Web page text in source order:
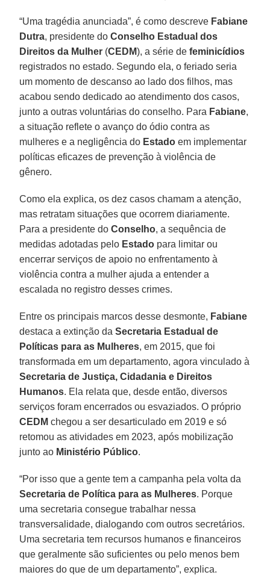
“Uma tragédia anunciada”, é como descreve Fabiane
Dutra, presidente doConselho Estadual dos
Direitos da Mulher (CEDM), a série defeminicídios
registrados no estado. Segundo ela, o feriado seria
um momento de descanso ao lado dos filhos, mas
acabou sendo dedicado ao atendimento dos casos,
junto a outras voluntárias do conselho. Para Fabiane,
a situação reflete o avanço do ódio contra as
mulheres e a negligência do Estado em implementar
políticas eficazes de prevenção à violência de
gênero.
Como ela explica, os dez casos chamam a atenção,
mas retratam situações que ocorrem diariamente.
Para a presidente doConselho, a sequência de
medidas adotadas pelo Estado para limitar ou
encerrar serviços de apoio no enfrentamento à
violência contra a mulher ajuda a entender a
escalada no registro desses crimes.
Entre os principais marcos desse desmonte, Fabiane
destaca a extinção daSecretaria Estadual de
Políticas para as Mulheres, em 2015, que foi
transformada em um departamento, agora vinculado à
Secretaria de Justiça, Cidadania e Direitos
Humanos. Ela relata que, desde então, diversos
serviços foram encerrados ou esvaziados. O próprio
CEDM chegou a ser desarticulado em 2019 e só
retomou as atividades em 2023, após mobilização
junto ao Ministério Público.
“Por isso que a gente tem a campanha pela volta da
Secretaria de Política para as Mulheres. Porque
uma secretaria consegue trabalhar nessa
transversalidade, dialogando com outros secretários.
Uma secretaria tem recursos humanos e financeiros
que geralmente são suficientes ou pelo menos bem
maiores do que de um departamento”, explica.